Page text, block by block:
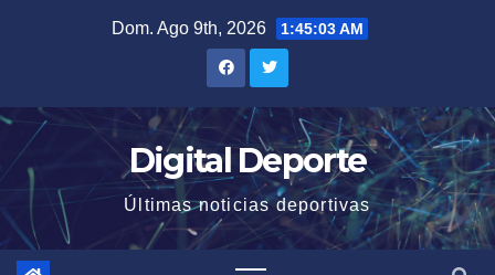
Dom. Ago 9th, 2026 1:45:04 AM
Digital Deporte
Últimas noticias deportivas